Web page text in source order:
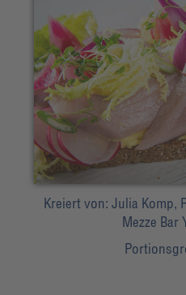
Kreiert von: Julia Komp,
Mezze Bar